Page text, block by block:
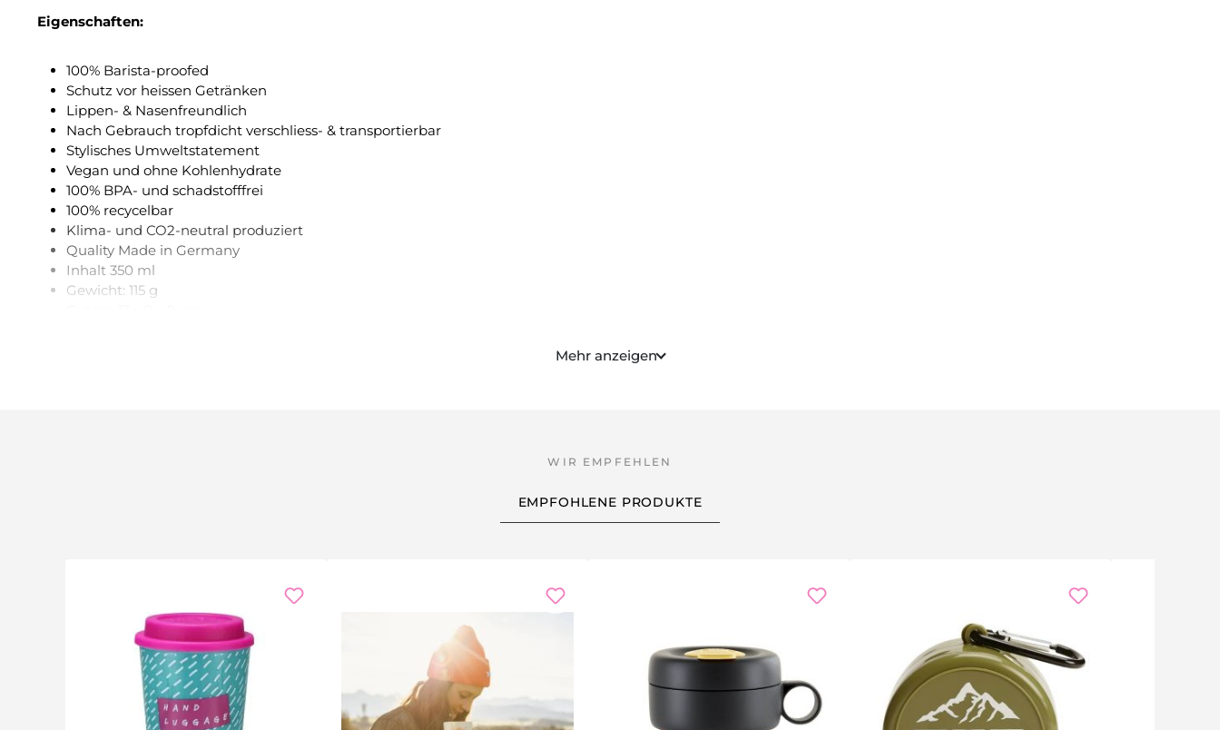
Eigenschaften:
100% Barista-proofed
Schutz vor heissen Getränken
Lippen- & Nasenfreundlich
Nach Gebrauch tropfdicht verschliess- & transportierbar
Stylisches Umweltstatement
Vegan und ohne Kohlenhydrate
100% BPA- und schadstofffrei
100% recycelbar
Klima- und CO2-neutral produziert
Quality Made in Germany
Inhalt 350 ml
Gewicht: 115 g
Mehr anzeigen
EMPFOHLENE PRODUKTE